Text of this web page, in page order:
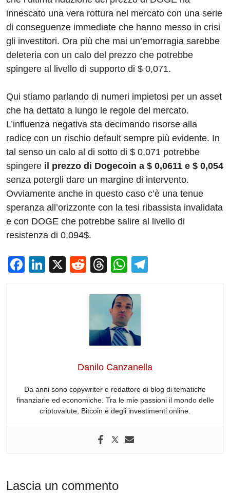
innescato una vera rottura nel mercato con una serie
di conseguenze immediate che hanno messo in crisi
gli investitori. Ora più che mai un’emorragia sarebbe
deleteria con un calo del prezzo che potrebbe
spingere al livello di supporto di $ 0,071.
Qui stiamo parlando di numeri impietosi per un asset
che ha dettato a lungo le regole del mercato.
L’influenza negativa sta decimando risorse alla
radice con un rischio default sempre più evidente. In
tal senso un calo al di sotto di $ 0,071 potrebbe
spingere il prezzo di Dogecoin a $ 0,0611 e $ 0,054
senza potergli dare un margine di intervento.
Ovviamente anche in questo caso c’è una tenue
speranza all’orizzonte con la tesi ribassista invalidata
e con DOGE che potrebbe salire al livello di
resistenza di 0,094$.
F
Li
X
R
d
di
t
T
e
a
d
s
W
at
s
A
p
p
Danilo Canzanella
Da anni sono copywriter e redattore di blog di tematiche
finanziarie ed economiche. Tra le mie passioni il mondo delle
criptovalute, Bitcoin e degli investimenti online.
Lascia un commento